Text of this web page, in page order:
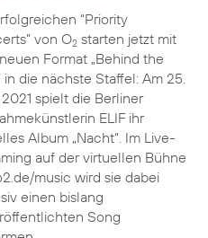
“Priority
von O2starten jetzt mit
Format „Behind the
in die nächste Staffel: Am 25.
spielt die Berliner
ELIF ihr
Album „Nacht“. Im Live-
auf der virtuellen Bühne
music wird sie dabei
einen bislang
Song